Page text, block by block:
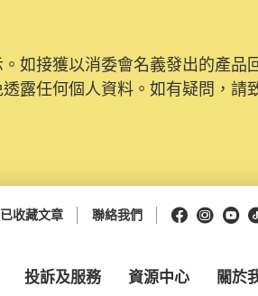
如接獲以消委會名義發出的產品
露任何個人資料。如有疑問，請
已收藏文章 聯絡我們 Facebook
投訴及服務 資源中心 關於